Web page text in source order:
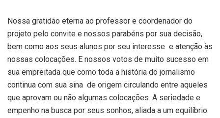
Nossa gratidão eterna ao professor e coordenador do
projeto pelo convite e nossos parabéns por sua decisão,
bem como aos seus alunos por seu interesse e atenção às
nossas colocações. E nossos votos de muito sucesso em
sua empreitada que como toda a história do jornalismo
continua com sua sina de origem circulando entre aqueles
que aprovam ou não algumas colocações. A seriedade e
empenho na busca por seus sonhos, aliada a um equilíbrio